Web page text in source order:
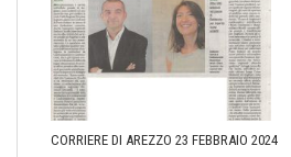
CORRIERE DI AREZZO 23 FEBBRAIO 2024